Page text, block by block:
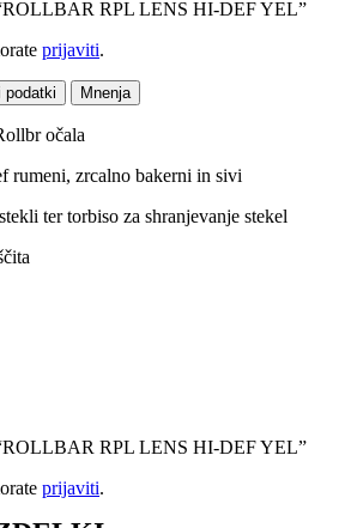
RPL LENS HI-DEF YEL”
prijaviti.
podatki Mnenja
očala
rumeni, zrcalno bakerni in sivi
ter torbiso za shranjevanje stekel
RPL LENS HI-DEF YEL”
prijaviti.